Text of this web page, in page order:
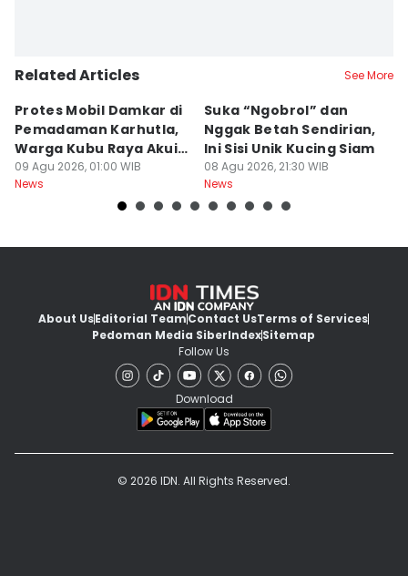
Related Articles See More
Protes Mobil Damkar di
Pemadaman Karhutla,
Warga Kubu Raya Akui
Khilaf
09 Agu 2026, 01:00 WIB
News
Suka “Ngobrol” dan
Nggak Betah Sendirian,
Ini Sisi Unik Kucing Siam
08 Agu 2026, 21:30 WIB
News
About UsEditorial TeamContact UsTerms of Services
Pedoman Media SiberIndexSitemap
Follow Us
Download
© 2026 IDN. All Rights Reserved.